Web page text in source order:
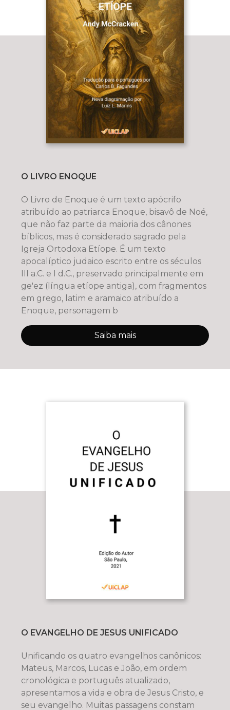
O LIVRO ENOQUE
O Livro de Enoque é um texto apócrifo
atribuído ao patriarca Enoque, bisavô de Noé,
que não faz parte da maioria dos cânones
bíblicos, mas é considerado sagrado pela
Igreja Ortodoxa Etíope. É um texto
apocalíptico judaico escrito entre os séculos
III a.C. e I d.C., preservado principalmente em
ge'ez (língua etíope antiga), com fragmentos
em grego, latim e aramaico atribuído a
Enoque, personagem b
Saiba mais
O EVANGELHO DE JESUS UNIFICADO
Unificando os quatro evangelhos canônicos:
Mateus, Marcos, Lucas e João, em ordem
cronológica e português atualizado,
apresentamos a vida e obra de Jesus Cristo, e
seu evangelho. Muitas passagens constam